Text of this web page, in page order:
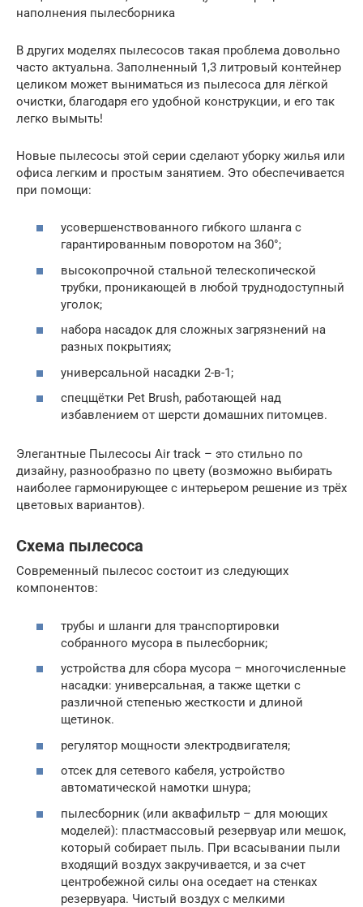
наполнения пылесборника
В других моделях пылесосов такая проблема довольно
часто актуальна. Заполненный 1,3 литровый контейнер
целиком может выниматься из пылесоса для лёгкой
очистки, благодаря его удобной конструкции, и его так
легко вымыть!
Новые пылесосы этой серии сделают уборку жилья или
офиса легким и простым занятием. Это обеспечивается
при помощи:
усовершенствованного гибкого шланга с
гарантированным поворотом на 360°;
высокопрочной стальной телескопической
трубки, проникающей в любой труднодоступный
уголок;
набора насадок для сложных загрязнений на
разных покрытиях;
универсальной насадки 2-в-1;
спецщётки Pet Brush, работающей над
избавлением от шерсти домашних питомцев.
Элегантные Пылесосы Air track – это стильно по
дизайну, разнообразно по цвету (возможно выбирать
наиболее гармонирующее с интерьером решение из трёх
цветовых вариантов).
Схема пылесоса
Современный пылесос состоит из следующих
компонентов:
трубы и шланги для транспортировки
собранного мусора в пылесборник;
устройства для сбора мусора – многочисленные
насадки: универсальная, а также щетки с
различной степенью жесткости и длиной
щетинок.
регулятор мощности электродвигателя;
отсек для сетевого кабеля, устройство
автоматической намотки шнура;
пылесборник (или аквафильтр – для моющих
моделей): пластмассовый резервуар или мешок,
который собирает пыль. При всасывании пыли
входящий воздух закручивается, и за счет
центробежной силы она оседает на стенках
резервуара. Чистый воздух с мелкими